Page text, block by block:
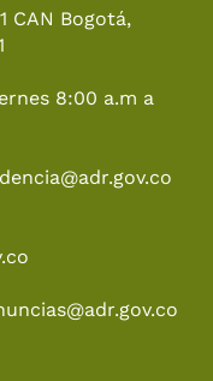
t
r
d
CAN Bogotá,
8:00 a.m a